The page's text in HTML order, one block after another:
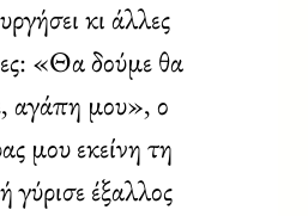
κι άλλες
«Θα δούμε θα
αγάπη μου», ο
μου εκείνη τη
γύρισε έξαλλος